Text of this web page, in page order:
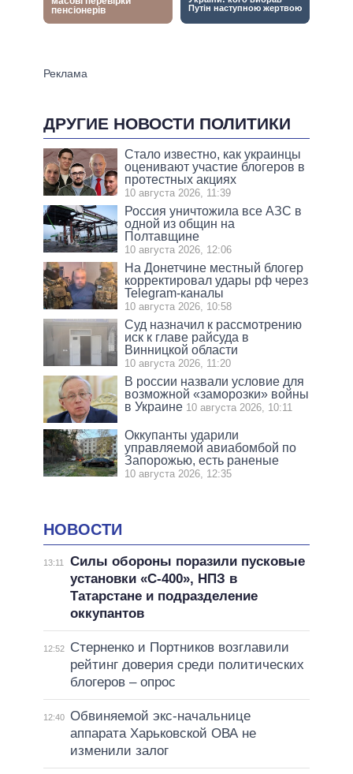
ДРУГИЕ НОВОСТИ ПОЛИТИКИ
Стало известно, как украинцы
оценивают участие блогеров в
протестных акциях
10 августа 2026, 11:39
Россия уничтожила все АЗС в
одной из общин на
Полтавщине
10 августа 2026, 12:06
На Донетчине местный блогер
корректировал удары рф через
Telegram-каналы
10 августа 2026, 10:58
Суд назначил к рассмотрению
иск к главе райсуда в
Винницкой области
10 августа 2026, 11:20
В россии назвали условие для
возможной «заморозки» войны
в Украине 10 августа 2026, 10:11
Оккупанты ударили
управляемой авиабомбой по
Запорожью, есть раненые
10 августа 2026, 12:35
НОВОСТИ
13:11
Силы обороны поразили пусковые
установки «С-400», НПЗ в
Татарстане и подразделение
оккупантов
12:52
Стерненко и Портников возглавили
рейтинг доверия среди политических
блогеров – опрос
12:40 Обвиняемой экс-начальнице
аппарата Харьковской ОВА не
изменили залог